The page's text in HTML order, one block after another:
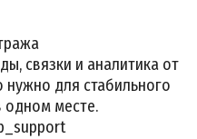
связки и аналитика от
для стабильного
одном месте.